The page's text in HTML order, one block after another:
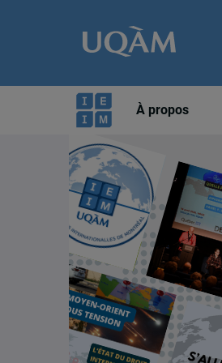
À propos